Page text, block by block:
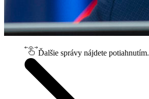
Ďalšie správy nájdete potiahnutím.